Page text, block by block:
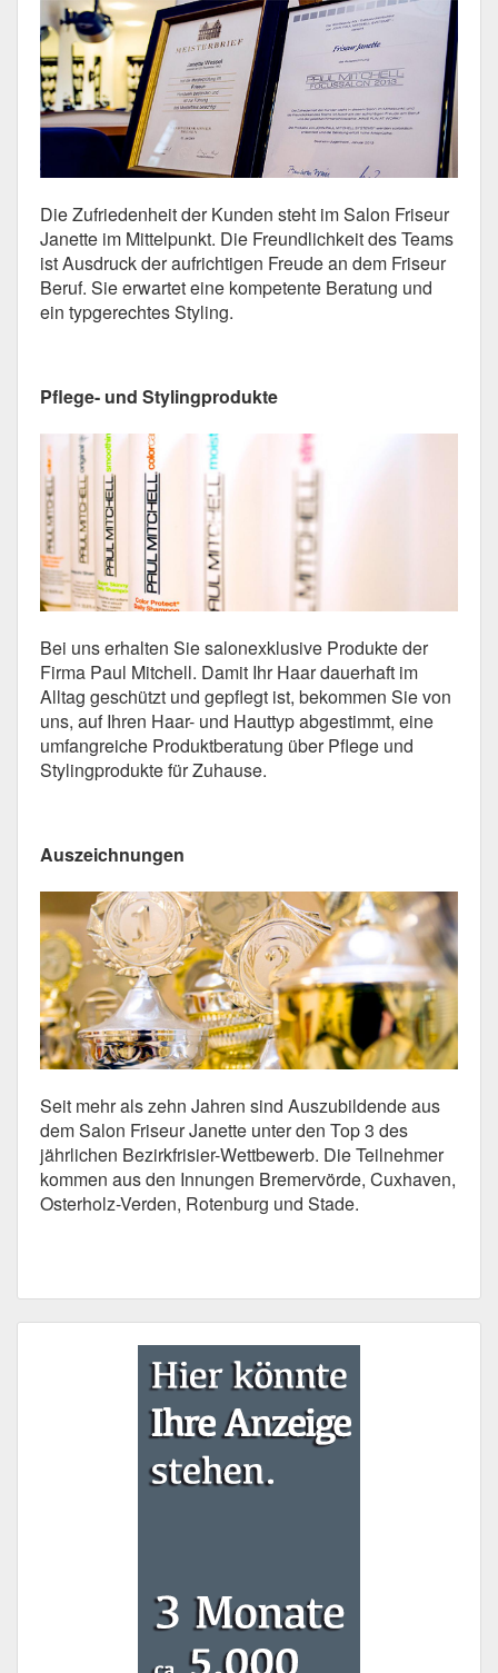
Die Zufriedenheit der Kunden steht im Salon Friseur
Janette im Mittelpunkt. Die Freundlichkeit des Teams
ist Ausdruck der aufrichtigen Freude an dem Friseur
Beruf. Sie erwartet eine kompetente Beratung und
ein typgerechtes Styling.
Pflege- und Stylingprodukte
Bei uns erhalten Sie salonexklusive Produkte der
Firma Paul Mitchell. Damit Ihr Haar dauerhaft im
Alltag geschützt und gepflegt ist, bekommen Sie von
uns, auf Ihren Haar- und Hauttyp abgestimmt, eine
umfangreiche Produktberatung über Pflege und
Stylingprodukte für Zuhause.
Auszeichnungen
Seit mehr als zehn Jahren sind Auszubildende aus
dem Salon Friseur Janette unter den Top 3 des
jährlichen Bezirkfrisier-Wettbewerb. Die Teilnehmer
kommen aus den Innungen Bremervörde, Cuxhaven,
Osterholz-Verden, Rotenburg und Stade.